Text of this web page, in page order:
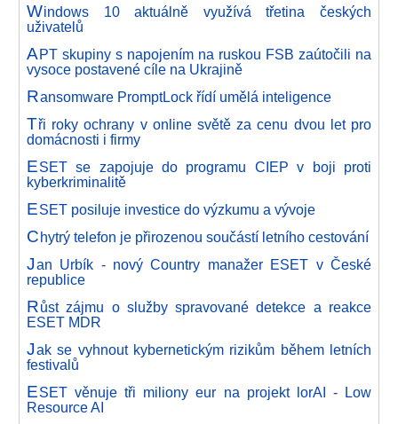
Windows 10 aktuálně využívá třetina českých
uživatelů
APT skupiny s napojením na ruskou FSB zaútočili na
vysoce postavené cíle na Ukrajině
Ransomware PromptLock řídí umělá inteligence
Tři roky ochrany v online světě za cenu dvou let pro
domácnosti i firmy
ESET se zapojuje do programu CIEP v boji proti
kyberkriminalitě
ESET posiluje investice do výzkumu a vývoje
C hytrý telefon je přirozenou součástí letního cestování
Jan Urbík - nový Country manažer ESET v České
republice
Růst zájmu o služby spravované detekce a reakce
ESET MDR
Jak se vyhnout kybernetickým rizikům během letních
festivalů
ESET věnuje tři miliony eur na projekt lorAI - Low
Resource AI